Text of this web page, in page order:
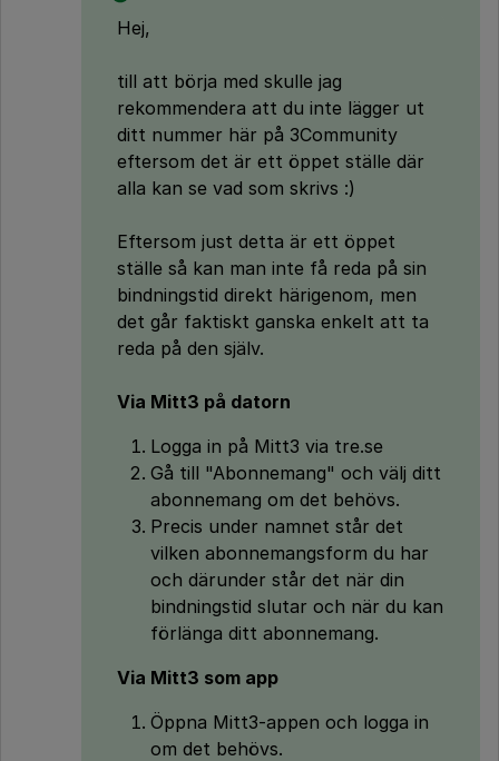
Hej,
till att börja med skulle jag
rekommendera att du inte lägger ut
ditt nummer här på 3Community
eftersom det är ett öppet ställe där
alla kan se vad som skrivs :)
Eftersom just detta är ett öppet
ställe så kan man inte få reda på sin
bindningstid direkt härigenom, men
det går faktiskt ganska enkelt att ta
reda på den själv.
Via Mitt3 på datorn
Logga in på Mitt3 via tre.se
Gå till "Abonnemang" och välj ditt
abonnemang om det behövs.
Precis under namnet står det
vilken abonnemangsform du har
och därunder står det när din
bindningstid slutar och när du kan
förlänga ditt abonnemang.
Via Mitt3 som app
Öppna Mitt3-appen och logga in
om det behövs.